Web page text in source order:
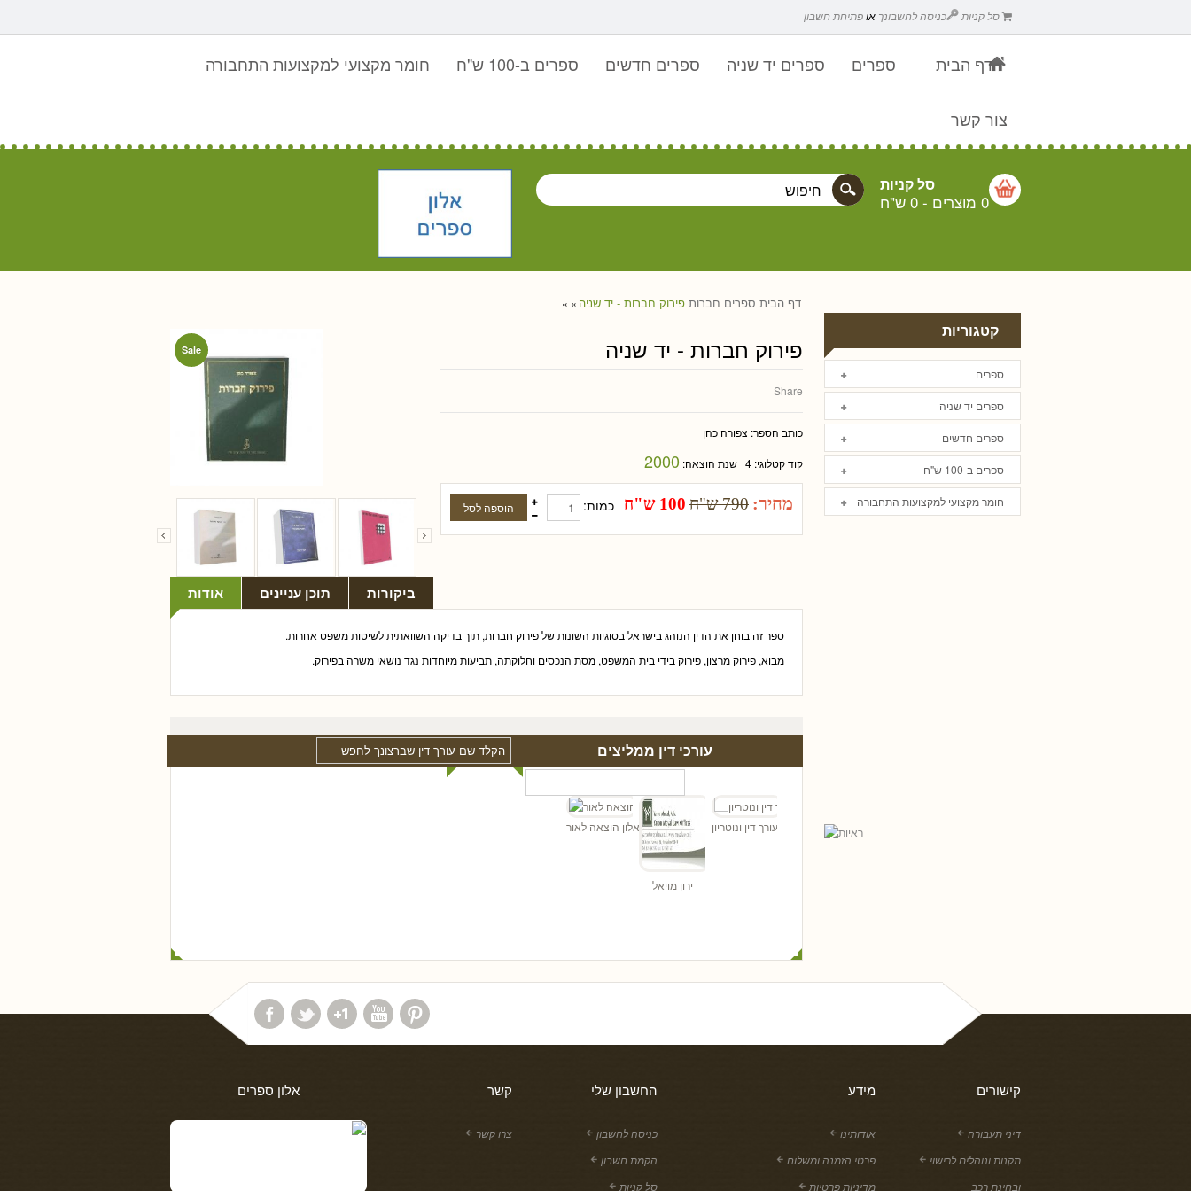
סל קניות כניסה לחשבונך אופתיחת חשבון
דף הבית ספרים ספרים יד שניה ספרים חדשים ספרים ב-100 ש"ח חומר מקצועי למקצועות התחבורה
צור קשר
סל קניות
0 מוצרים - 0 ש"ח
דף הבית » ספרים חברות » פירוק חברות - יד שניה
Sale פירוק חברות - יד שניה
Share
כותב הספר: צפורה כהן
קוד קטלוגי:4 שנת הוצאה: 2000
מחיר: 790 ש"ח 100 ש"ח כמות:
אודות תוכן עניינים ביקורות
ספר זה בוחן את הדין הנוהג בישראל בסוגיות השונות של פירוק חברות, תוך בדיקה השוואתית לשיטות משפט אחרות.
מבוא, פירוק מרצון, פירוק בידי בית המשפט, מסת הנכסים וחלוקתה, תביעות מיוחדות נגד נושאי משרה בפירוק.
עורכי דין ממליצים
אלון הוצאה לאור
ירון מויאל
שי כהן - עורך דין ונוטריוןטלי חץ, עו"ד
קטגוריות
ספרים
ספרים יד שניה
ספרים חדשים
ספרים ב-100 ש"ח
חומר מקצועי למקצועות התחבורה
אלון ספרים קשר
צרו קשר
החשבון שלי
כניסה לחשבון
הקמת חשבון
סל קניות
מידע
אודותינו
פרטי הזמנה ומשלוח
מדיניות פרטיות
קישורים
דיני תעבורה
תקנות ונוהלים לרישוי
ובחינת רכב